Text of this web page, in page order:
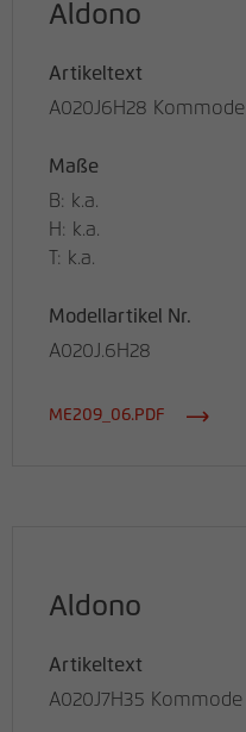
Aldono
Artikeltext
A020J6H28 Kommode
Maße
B: k.a.
H: k.a.
T: k.a.
Modellartikel Nr.
A020J.6H28
ME209_06.PDF
Aldono
Artikeltext
A020J7H35 Kommode